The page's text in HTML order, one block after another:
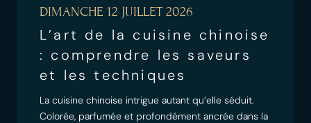
DIMANCHE 12 JUILLET 2026
L’art de la cuisine chinoise
: comprendre les saveurs
et les techniques
La cuisine chinoise intrigue autant qu’elle séduit.
Colorée, parfumée et profondément ancrée dans la